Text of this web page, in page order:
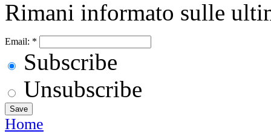
Rimani informato sulle
Email: *
Subscribe
Unsubscribe
Home